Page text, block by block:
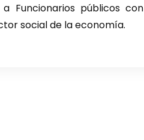
Funcionarios públicos con
social de la economía.